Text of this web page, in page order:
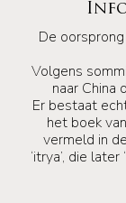
De
Volgens
naar China
Er bestaat
het boek
vermeld in
‘itrya’, die